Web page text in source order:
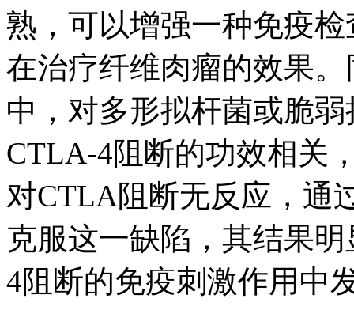
熟，可以增强一种免疫
在治疗纤维肉瘤的效果
中，对多形拟杆菌或脆
CTLA-4阻断的功效相关
对CTLA阻断无反应，通
克服这一缺陷，其结果
4阻断的免疫刺激作用中